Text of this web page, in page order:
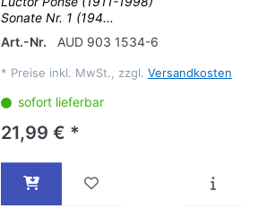
Sonate Nr. 1 (194...
Art.-Nr.
AUD 903 1534-6
* Preise inkl. MwSt., zzgl. Versandkosten
sofort lieferbar
21,99 € *